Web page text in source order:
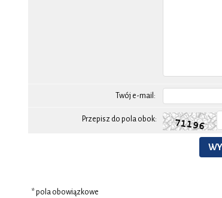
Twój e-mail:
Przepisz do pola obok:
* pola obowiązkowe